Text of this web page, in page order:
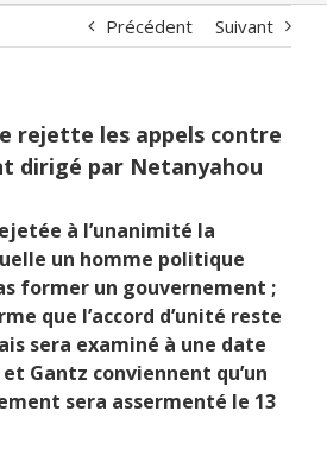
Précédent Suivant
rejette les appels contre
dirigé par Netanyahou
à l’unanimité la
un homme politique
former un gouvernement ;
que l’accord d’unité reste
sera examiné à une date
Gantz conviennent qu’un
sera assermenté le 13